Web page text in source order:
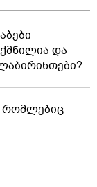
და
რომლებიც